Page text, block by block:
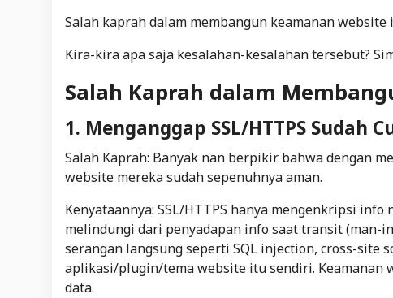
Salah kaprah dalam membangun keamanan
Kira-kira apa saja kesalahan-kesalahan tersebut?
Salah Kaprah dalam
1. Menganggap SSL/HTTPS Sudah
Salah Kaprah: Banyak nan berpikir bahwa dengan
website mereka sudah sepenuhnya aman.
Kenyataannya: SSL/HTTPS hanya mengenkripsi
melindungi dari penyadapan infosaat transit(man-
serangan langsung seperti SQL injection, cross-site
aplikasi/plugin/tema website itu sendiri.
data.